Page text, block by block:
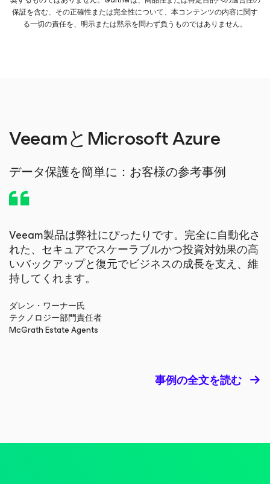
保証を含む、その正確性または完全性について、本コンテンツの内容に関す
る一切の責任を、明示または黙示を問わず負うものではありません。
VeeamとMicrosoft Azure
データ保護を簡単に：お客様の参考事例
Veeam製品は弊社にぴったりです。完全に自動化さ
れた、セキュアでスケーラブルかつ投資対効果の高
いバックアップと復元でビジネスの成長を支え、維
持してくれます。
ダレン・ワーナー氏
テクノロジー部門責任者
McGrath Estate Agents
事例の全文を読む